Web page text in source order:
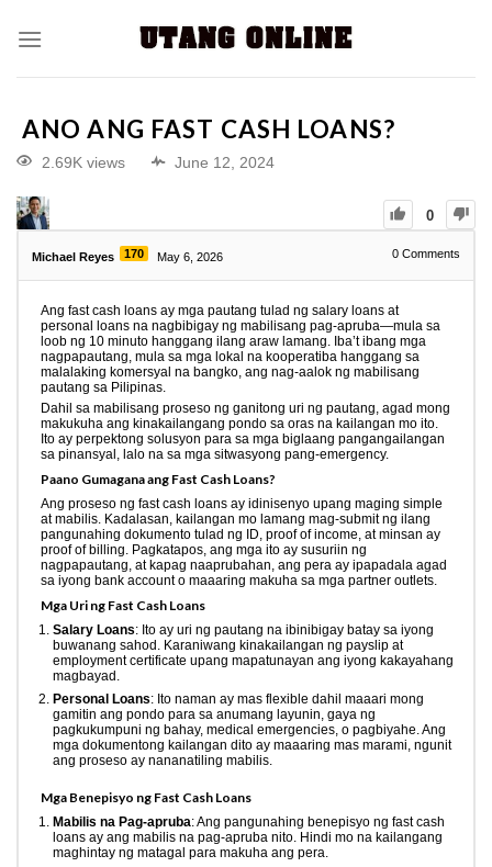
ANO ANG FAST CASH LOANS?
2.69K views June 12, 2024
0
Michael Reyes 170 May 6, 2026 0 Comments
Ang fast cash loans ay mga pautang tulad ng salary loans at
personal loans na nagbibigay ng mabilisang pag-apruba—mula sa
loob ng 10 minuto hanggang ilang araw lamang. Iba’t ibang mga
nagpapautang, mula sa mga lokal na kooperatiba hanggang sa
malalaking komersyal na bangko, ang nag-aalok ng mabilisang
pautang sa Pilipinas.
Dahil sa mabilisang proseso ng ganitong uri ng pautang, agad mong
makukuha ang kinakailangang pondo sa oras na kailangan mo ito.
Ito ay perpektong solusyon para sa mga biglaang pangangailangan
sa pinansyal, lalo na sa mga sitwasyong pang-emergency.
Paano Gumagana ang Fast Cash Loans?
Ang proseso ng fast cash loans ay idinisenyo upang maging simple
at mabilis. Kadalasan, kailangan mo lamang mag-submit ng ilang
pangunahing dokumento tulad ng ID, proof of income, at minsan ay
proof of billing. Pagkatapos, ang mga ito ay susuriin ng
nagpapautang, at kapag naaprubahan, ang pera ay ipapadala agad
sa iyong bank account o maaaring makuha sa mga partner outlets.
Mga Uri ng Fast Cash Loans
Salary Loans: Ito ay uri ng pautang na ibinibigay batay sa iyong
buwanang sahod. Karaniwang kinakailangan ng payslip at
employment certificate upang mapatunayan ang iyong kakayahang
magbayad.
Personal Loans: Ito naman ay mas flexible dahil maaari mong
gamitin ang pondo para sa anumang layunin, gaya ng
pagkukumpuni ng bahay, medical emergencies, o pagbiyahe. Ang
mga dokumentong kailangan dito ay maaaring mas marami, ngunit
ang proseso ay nananatiling mabilis.
Mga Benepisyo ng Fast Cash Loans
Mabilis na Pag-apruba: Ang pangunahing benepisyo ng fast cash
loans ay ang mabilis na pag-apruba nito. Hindi mo na kailangang
maghintay ng matagal para makuha ang pera.